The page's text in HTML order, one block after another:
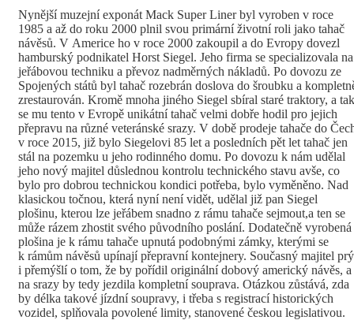
Nynější muzejní exponát Mack Super Liner byl vyroben v roce
1985 a až do roku 2000 plnil svou primární životní roli jako tahač
návěsů. V Americe ho v roce 2000 zakoupil a do Evropy dovezl
hamburský podnikatel Horst Siegel. Jeho firma se specializovala na
jeřábovou techniku a převoz nadměrných nákladů. Po dovozu ze
Spojených států byl tahač rozebrán doslova do šroubku a
zrestaurován. Kromě mnoha jiného Siegel sbíral staré traktory, a tak
se mu tento v Evropě unikátní tahač velmi dobře hodil pro jejich
přepravu na různé veteránské srazy. V době prodeje tahače do
v roce 2015, již bylo Siegelovi 85 let a posledních pět let tahač jen
stál na pozemku u jeho rodinného domu. Po dovozu k nám udělal
jeho nový majitel důslednou kontrolu technického stavu avše, co
bylo pro dobrou technickou kondici potřeba, bylo vyměněno. Nad
klasickou točnou, která nyní není vidět, udělal již pan Siegel
plošinu, kterou lze jeřábem snadno z rámu tahače sejmout,a ten se
může rázem zhostit svého původního poslání. Dodatečně vyrobená
plošina je k rámu tahače upnutá podobnými zámky, kterými se
k rámům návěsů upínají přepravní kontejnery. Současný majitel prý
i přemýšlí o tom, že by pořídil originální dobový americký návěs, a
na srazy by tedy jezdila kompletní souprava. Otázkou zůstává, zda
by délka takové jízdní soupravy, i třeba s registrací historických
vozidel, splňovala povolené limity, stanovené českou legislativou.